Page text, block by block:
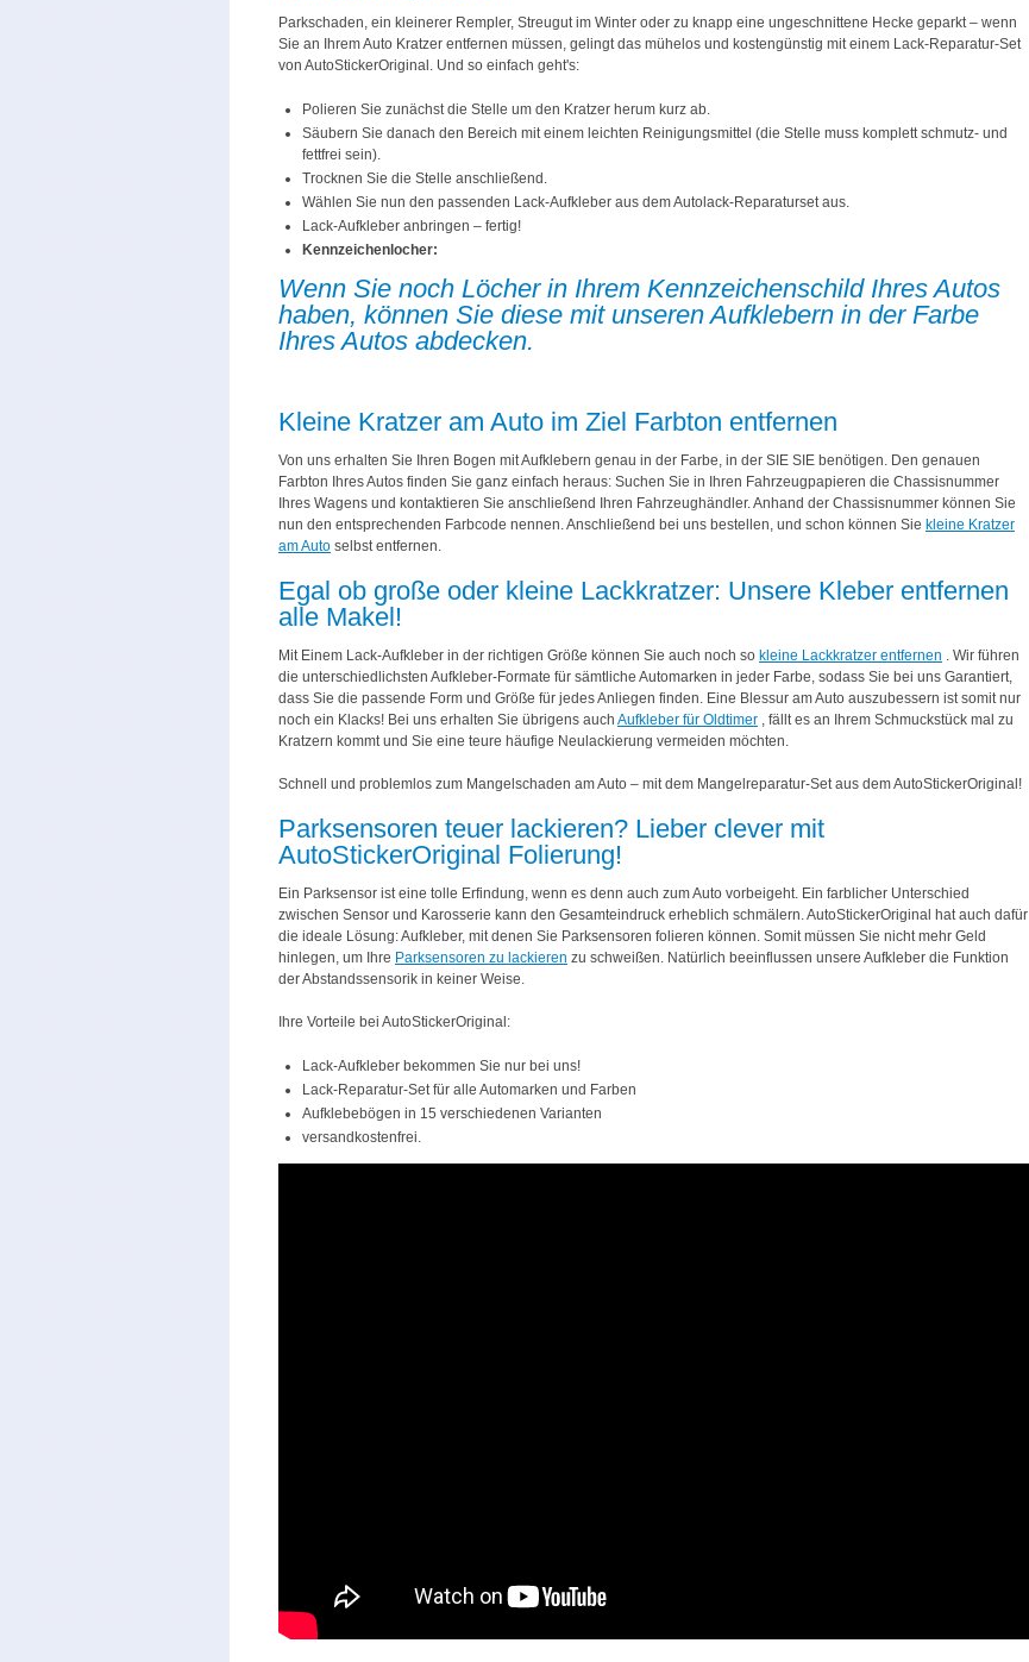
Parkschaden, ein kleinerer Rempler, Streugut im Winter oder zu knapp eine ungeschnittene Hecke geparkt – wenn
Sie an Ihrem Auto Kratzer entfernen müssen, gelingt das mühelos und kostengünstig mit einem Lack-Reparatur-Set
von AutoStickerOriginal. Und so einfach geht's:
Polieren Sie zunächst die Stelle um den Kratzer herum kurz ab.
Säubern Sie danach den Bereich mit einem leichten Reinigungsmittel (die Stelle muss komplett schmutz- und
fettfrei sein).
Trocknen Sie die Stelle anschließend.
Wählen Sie nun den passenden Lack-Aufkleber aus dem Autolack-Reparaturset aus.
Lack-Aufkleber anbringen – fertig!
Kennzeichenlocher:
Wenn Sie noch Löcher in Ihrem Kennzeichenschild Ihres Autos
haben, können Sie diese mit unseren Aufklebern in der Farbe
Ihres Autos abdecken.
Kleine Kratzer am Auto im Ziel Farbton entfernen
Von uns erhalten Sie Ihren Bogen mit Aufklebern genau in der Farbe, in der SIE SIE benötigen. Den genauen
Farbton Ihres Autos finden Sie ganz einfach heraus: Suchen Sie in Ihren Fahrzeugpapieren die Chassisnummer
Ihres Wagens und kontaktieren Sie anschließend Ihren Fahrzeughändler. Anhand der Chassisnummer können Sie
nun den entsprechenden Farbcode nennen. Anschließend bei uns bestellen, und schon können Sie kleine Kratzer
am Auto selbst entfernen.
Egal ob große oder kleine Lackkratzer: Unsere Kleber entfernen
alle Makel!
Mit Einem Lack-Aufkleber in der richtigen Größe können Sie auch noch so kleine Lackkratzer entfernen . Wir führen
die unterschiedlichsten Aufkleber-Formate für sämtliche Automarken in jeder Farbe, sodass Sie bei uns Garantiert,
dass Sie die passende Form und Größe für jedes Anliegen finden. Eine Blessur am Auto auszubessern ist somit nur
noch ein Klacks! Bei uns erhalten Sie übrigens auch Aufkleber für Oldtimer , fällt es an Ihrem Schmuckstück mal zu
Kratzern kommt und Sie eine teure häufige Neulackierung vermeiden möchten.
Schnell und problemlos zum Mangelschaden am Auto – mit dem Mangelreparatur-Set aus dem AutoStickerOriginal!
Parksensoren teuer lackieren? Lieber clever mit
AutoStickerOriginal Folierung!
Ein Parksensor ist eine tolle Erfindung, wenn es denn auch zum Auto vorbeigeht. Ein farblicher Unterschied
zwischen Sensor und Karosserie kann den Gesamteindruck erheblich schmälern. AutoStickerOriginal hat auch dafür
die ideale Lösung: Aufkleber, mit denen Sie Parksensoren folieren können. Somit müssen Sie nicht mehr Geld
hinlegen, um Ihre Parksensoren zu lackieren zu schweißen. Natürlich beeinflussen unsere Aufkleber die Funktion
der Abstandssensorik in keiner Weise.
Ihre Vorteile bei AutoStickerOriginal:
Lack-Aufkleber bekommen Sie nur bei uns!
Lack-Reparatur-Set für alle Automarken und Farben
Aufklebebögen in 15 verschiedenen Varianten
versandkostenfrei.